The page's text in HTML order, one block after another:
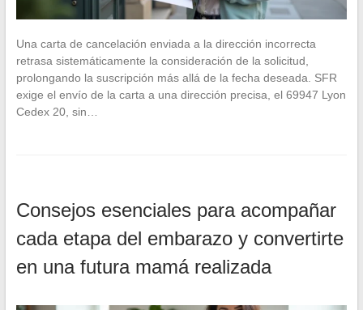
Una carta de cancelación enviada a la dirección incorrecta
retrasa sistemáticamente la consideración de la solicitud,
prolongando la suscripción más allá de la fecha deseada. SFR
exige el envío de la carta a una dirección precisa, el 69947 Lyon
Cedex 20, sin…
Consejos esenciales para acompañar
cada etapa del embarazo y convertirte
en una futura mamá realizada